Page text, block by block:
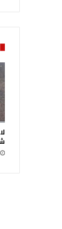
ب
ش
ر
ة
ص
ا
ل
ر
د
ي
ا
ت
ل